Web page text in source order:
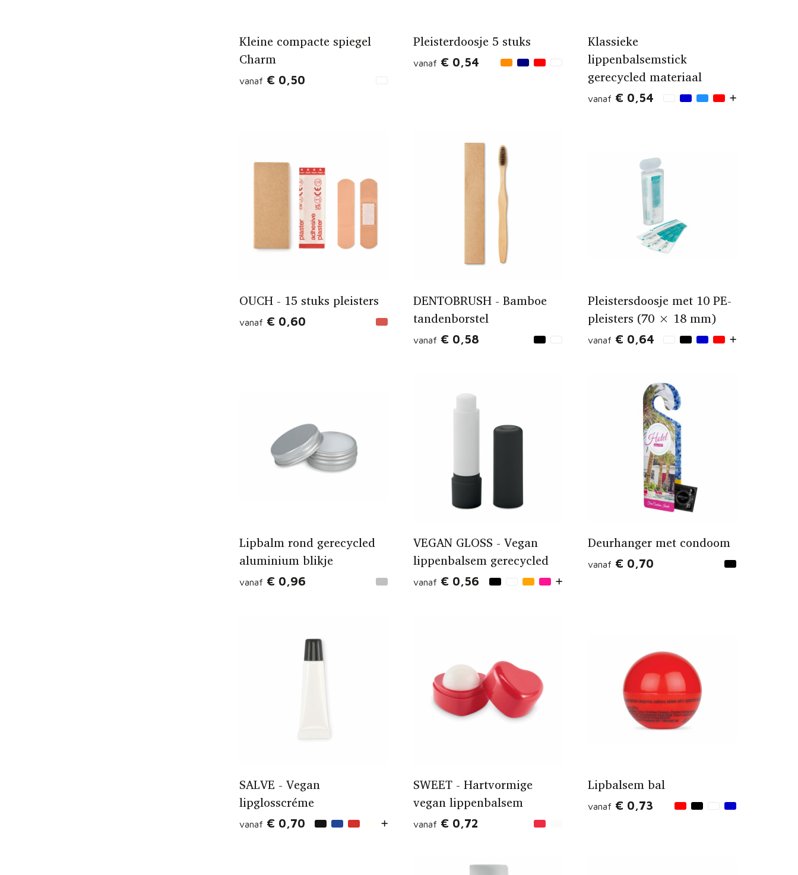
Kleine compacte spiegel
Charm
vanaf € 0,50
Pleisterdoosje 5 stuks
vanaf € 0,54
Klassieke
lippenbalsemstick
gerecycled materiaal
vanaf € 0,54
OUCH - 15 stuks pleisters
vanaf € 0,60
DENTOBRUSH - Bamboe
tandenborstel
vanaf € 0,58
Pleistersdoosje met 10 PE-
pleisters (70 × 18 mm)
vanaf € 0,64
Lipbalm rond gerecycled
aluminium blikje
vanaf € 0,96
VEGAN GLOSS - Vegan
lippenbalsem gerecycled
vanaf € 0,56
Deurhanger met condoom
vanaf € 0,70
SALVE - Vegan
lipglosscréme
vanaf € 0,70
SWEET - Hartvormige
vegan lippenbalsem
vanaf € 0,72
Lipbalsem bal
vanaf € 0,73